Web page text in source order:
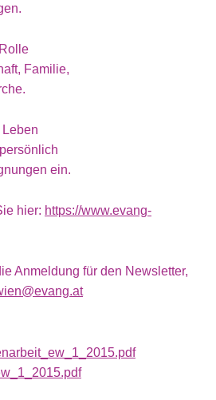
Familie,
ein.
hier: https://www.evang-
external)
Anmeldung für den Newsletter,